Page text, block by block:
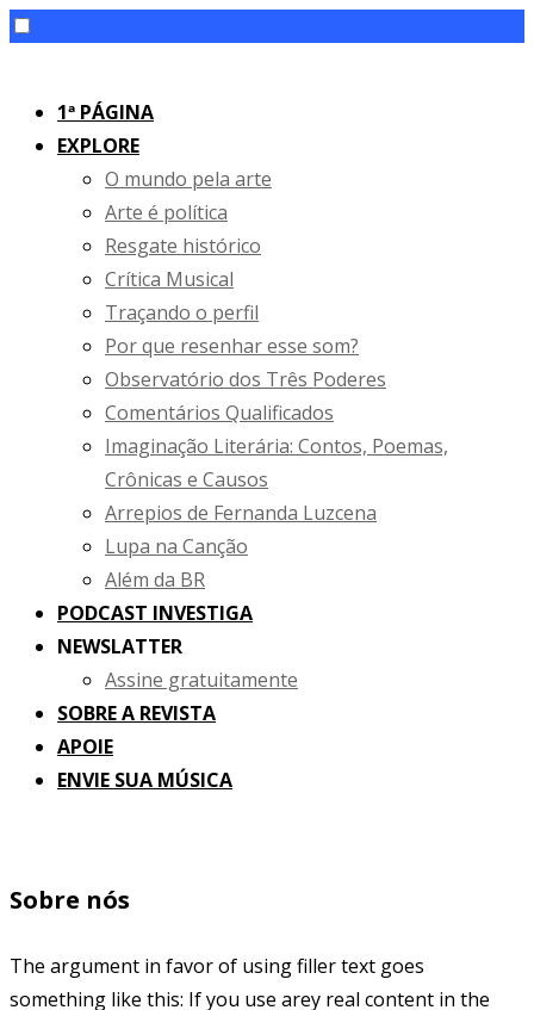
content1ª PÁGINA
EXPLORE
O mundo pela arte
Arte é política
Resgate histórico
Crítica Musical
Traçando o perfil
Por que resenhar esse som?
Observatório dos Três Poderes
Comentários Qualificados
Imaginação Literária: Contos, Poemas,
Crônicas e Causos
Arrepios de Fernanda Luzcena
Lupa na Canção
Além da BR
PODCAST INVESTIGA
NEWSLATTER
Assine gratuitamente
SOBRE A REVISTA
APOIE
ENVIE SUA MÚSICA
Sobre nós
The argument in favor of using filler text goes
something like this: If you use arey real content in the